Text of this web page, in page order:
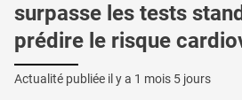
surpasse les tests
prédire le risque
Actualité publiée il y a 1 mois 5 jours